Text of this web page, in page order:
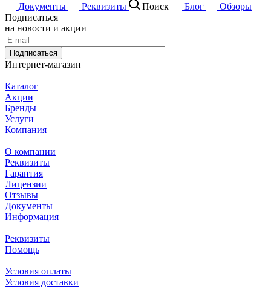
Документы
Реквизиты Поиск Блог
Обзоры
Подписаться
на новости и акции
Подписаться
Интернет-магазин
Каталог
Акции
Бренды
Услуги
Компания
О компании
Реквизиты
Гарантия
Лицензии
Отзывы
Документы
Информация
Реквизиты
Помощь
Условия оплаты
Условия доставки